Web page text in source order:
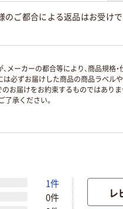
のご都合による返品はお受け
ーカーの都合等により、商品規格
必ずお届けした商品の商品ラベル
のお届けをお約束するものではありま
承ください。
1件
0件
レ